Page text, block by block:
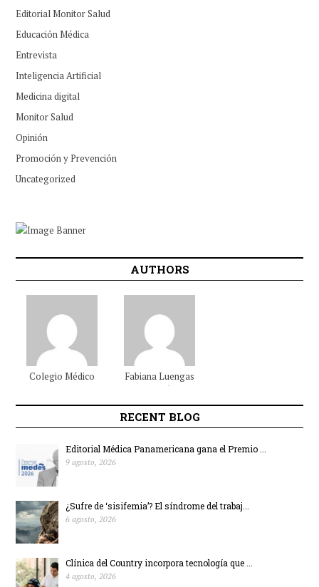
Editorial Monitor Salud
Educación Médica
Entrevista
Inteligencia Artificial
Medicina digital
Monitor Salud
Opinión
Promoción y Prevención
Uncategorized
AUTHORS
Colegio Médico
FabianaLuengas
Beltrán
RECENT BLOG
Editorial Médica Panamericana gana el Premio ...
9 agosto, 2026
¿Sufre de ‘sisifemia’? El síndrome del trabaj...
6 agosto, 2026
Clínica del Country incorpora tecnología que ...
4 agosto, 2026